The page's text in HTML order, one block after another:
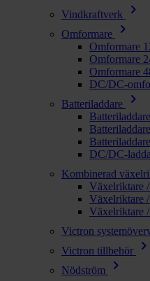
Vindkraftverk
chevron_right
Omformare chevron_right
Omformare
Omformare
Omformare
DC/DC-
Batteriladdare
chevron_right
DC/DC-
Kombinerad
Växelriktare
Växelriktare
Växelriktare
Victron
Victron tillbehör chevron_right
Nödström chevron_right